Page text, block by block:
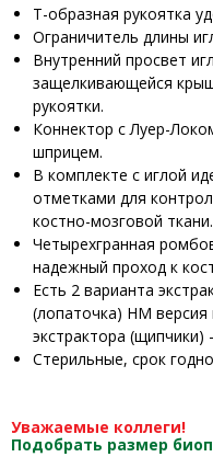
Т-образная рукоятка
Ограничитель длины
Внутренний просвет
защелкивающейся
рукоятки.
Коннектор с Луер-
шприцем.
В комплекте с иглой
отметками для
костно-мозговой ткани.
Четырехгранная
надежный проход к
Есть 2 варианта
(лопаточка) HM
экстрактора (щипчики)
Стерильные, срок
Уважаемые коллеги!
Подобрать размер